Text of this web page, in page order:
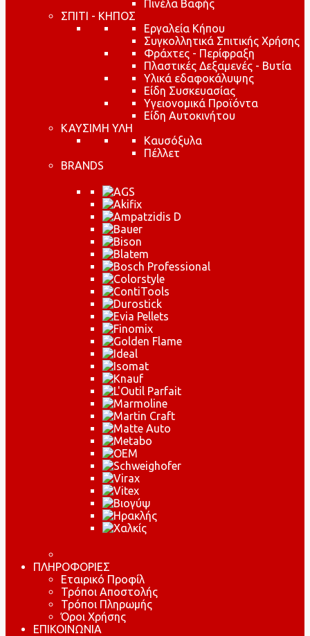
Πινέλα Βαφής
ΣΠΙΤΙ - ΚΗΠΟΣ
Εργαλεία Κήπου
Συγκολλητικά Σπιτικής Χρήσης
Φράχτες - Περίφραξη
Πλαστικές Δεξαμενές - Βυτία
Υλικά εδαφοκάλυψης
Είδη Συσκευασίας
Υγειονομικά Προϊόντα
Είδη Αυτοκινήτου
ΚΑΥΣΙΜΗ ΥΛΗ
Καυσόξυλα
Πέλλετ
BRANDS
ΠΛΗΡΟΦΟΡΙΕΣ
Εταιρικό Προφίλ
Τρόποι Αποστολής
Τρόποι Πληρωμής
Όροι Χρήσης
ΕΠΙΚΟΙΝΩΝΙΑ